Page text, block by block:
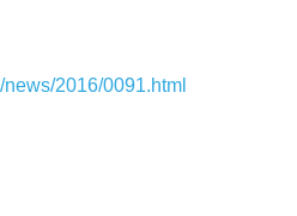
2016/0091.html